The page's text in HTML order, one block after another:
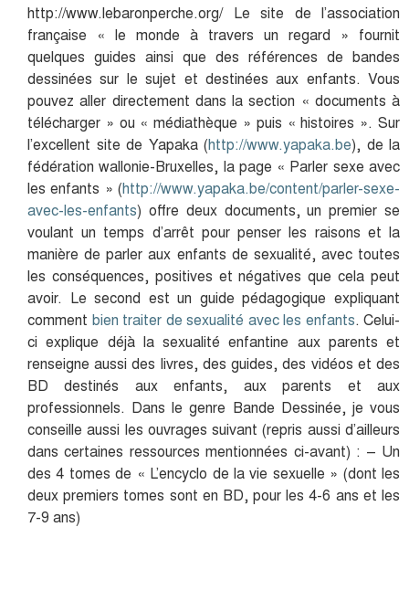
http://www.lebaronperche.org/ Le site de l’association
française « le monde à travers un regard » fournit
quelques guides ainsi que des références de bandes
dessinées sur le sujet et destinées aux enfants. Vous
pouvez aller directement dans la section « documents à
télécharger » ou « médiathèque » puis « histoires ». Sur
l’excellent site de Yapaka (http://www.yapaka.be), de la
fédération wallonie-Bruxelles, la page « Parler sexe avec
les enfants » (http://www.yapaka.be/content/parler-sexe-
avec-les-enfants) offre deux documents, un premier se
voulant un temps d’arrêt pour penser les raisons et la
manière de parler aux enfants de sexualité, avec toutes
les conséquences, positives et négatives que cela peut
avoir. Le second est un guide pédagogique expliquant
comment bien traiter de sexualité avec les enfants. Celui-
ci explique déjà la sexualité enfantine aux parents et
renseigne aussi des livres, des guides, des vidéos et des
BD destinés aux enfants, aux parents et aux
professionnels. Dans le genre Bande Dessinée, je vous
conseille aussi les ouvrages suivant (repris aussi d’ailleurs
dans certaines ressources mentionnées ci-avant) : – Un
des 4 tomes de « L’encyclo de la vie sexuelle » (dont les
deux premiers tomes sont en BD, pour les 4-6 ans et les
7-9 ans)